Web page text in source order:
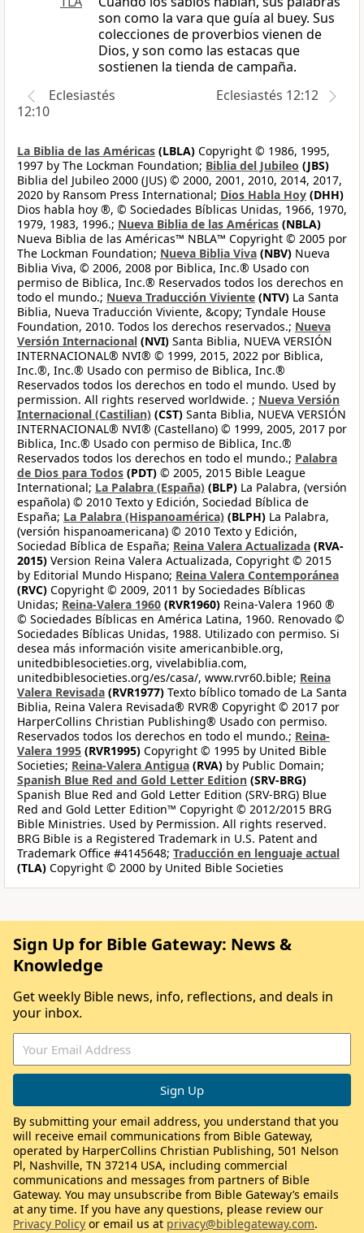
son como la vara que guía al buey. Sus
colecciones de proverbios vienen de
Dios, y son como las estacas que
sostienen la tienda de campaña.
Eclesiastés
12:10
Eclesiastés 12:12
La Biblia de las Américas (LBLA) Copyright © 1986, 1995,
1997 by The Lockman Foundation; Biblia del Jubileo (JBS)
Biblia del Jubileo 2000 (JUS) © 2000, 2001, 2010, 2014, 2017,
2020 by Ransom Press International; Dios Habla Hoy (DHH)
Dios habla hoy ®, © Sociedades Bíblicas Unidas, 1966, 1970,
1979, 1983, 1996.; Nueva Biblia de las Américas (NBLA)
Nueva Biblia de las Américas™ NBLA™ Copyright © 2005 por
The Lockman Foundation; Nueva Biblia Viva (NBV) Nueva
Biblia Viva, © 2006, 2008 por Biblica, Inc.® Usado con
permiso de Biblica, Inc.® Reservados todos los derechos en
todo el mundo.; Nueva Traducción Viviente (NTV) La Santa
Biblia, Nueva Traducción Viviente, &copy; Tyndale House
Foundation, 2010. Todos los derechos reservados.; Nueva
Versión Internacional (NVI) Santa Biblia, NUEVA VERSIÓN
INTERNACIONAL® NVI® © 1999, 2015, 2022 por Biblica,
Inc.®, Inc.® Usado con permiso de Biblica, Inc.®
Reservados todos los derechos en todo el mundo. Used by
permission. All rights reserved worldwide. ; Nueva Versión
Internacional (Castilian) (CST) Santa Biblia, NUEVA VERSIÓN
INTERNACIONAL® NVI® (Castellano) © 1999, 2005, 2017 por
Biblica, Inc.® Usado con permiso de Biblica, Inc.®
Reservados todos los derechos en todo el mundo.; Palabra
de Dios para Todos (PDT) © 2005, 2015 Bible League
International; La Palabra (España) (BLP) La Palabra, (versión
española) © 2010 Texto y Edición, Sociedad Bíblica de
España; La Palabra (Hispanoamérica) (BLPH) La Palabra,
(versión hispanoamericana) © 2010 Texto y Edición,
Sociedad Bíblica de España; Reina Valera Actualizada (RVA-
2015) Version Reina Valera Actualizada, Copyright © 2015
by Editorial Mundo Hispano; Reina Valera Contemporánea
(RVC) Copyright © 2009, 2011 by Sociedades Bíblicas
Unidas; Reina-Valera 1960 (RVR1960) Reina-Valera 1960 ®
© Sociedades Bíblicas en América Latina, 1960. Renovado ©
Sociedades Bíblicas Unidas, 1988. Utilizado con permiso. Si
desea más información visite americanbible.org,
unitedbiblesocieties.org, vivelabiblia.com,
unitedbiblesocieties.org/es/casa/, www.rvr60.bible; Reina
Valera Revisada (RVR1977) Texto bíblico tomado de La Santa
Biblia, Reina Valera Revisada® RVR® Copyright © 2017 por
HarperCollins Christian Publishing® Usado con permiso.
Reservados todos los derechos en todo el mundo.; Reina-
Valera 1995 (RVR1995) Copyright © 1995 by United Bible
Societies; Reina-Valera Antigua (RVA) by Public Domain;
Spanish Blue Red and Gold Letter Edition (SRV-BRG)
Spanish Blue Red and Gold Letter Edition (SRV-BRG) Blue
Red and Gold Letter Edition™ Copyright © 2012/2015 BRG
Bible Ministries. Used by Permission. All rights reserved.
BRG Bible is a Registered Trademark in U.S. Patent and
Trademark Office #4145648; Traducción en lenguaje actual
(TLA) Copyright © 2000 by United Bible Societies
Sign Up for Bible Gateway: News &
Knowledge
Get weekly Bible news, info, reflections, and deals in
your inbox.
By submitting your email address, you understand that you
will receive email communications from Bible Gateway,
operated by HarperCollins Christian Publishing, 501 Nelson
Pl, Nashville, TN 37214 USA, including commercial
communications and messages from partners of Bible
Gateway. You may unsubscribe from Bible Gateway’s emails
at any time. If you have any questions, please review our
Privacy Policy or email us at privacy@biblegateway.com.